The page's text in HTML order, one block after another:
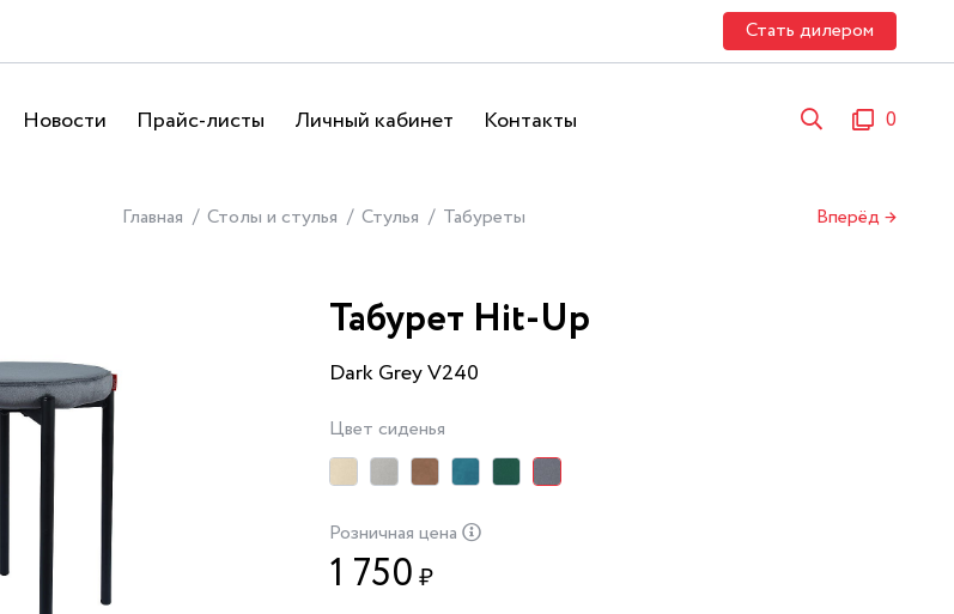
Стать дилером
Новости Прайс-листы Личный кабинет Контакты 0
Главная Столы и стулья Стулья Табуреты Вперёд →
Табурет Hit-Up
Dark Grey V240
Цвет сиденья
Розничная цена
1 750 ₽